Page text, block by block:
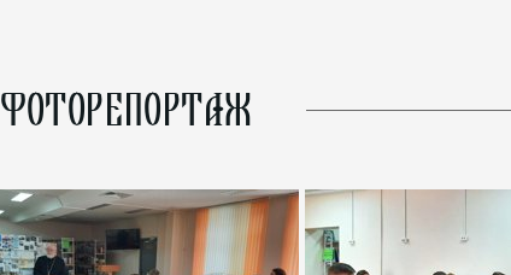
ФОТОРЕПОРТАЖ